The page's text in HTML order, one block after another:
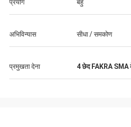
प्रयोग बहु
अभिविन्यास सीधा / समकोण
प्रमुखता देना 4 छेद FAKRA